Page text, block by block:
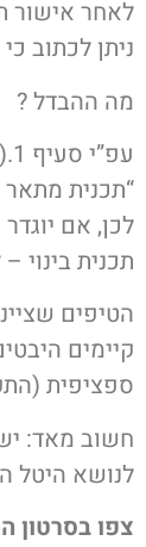
לאחר אישור
ניתן לכתוב
מה ההבדל ?
“תכנית מתאר
לכן, אם
תכנית בינוי
הטיפים
קיימים
ספציפית
חשוב מאד:
לנושא היטל
צפו בסרטון